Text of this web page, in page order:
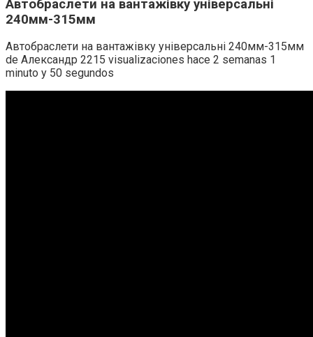
Автобраслети на вантажівку універсальні
240мм-315мм
Автобраслети на вантажівку універсальні 240мм-315мм
de Александр 2215 visualizaciones hace 2 semanas 1
minuto y 50 segundos